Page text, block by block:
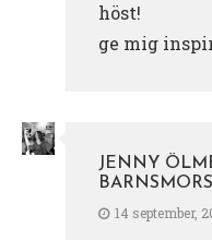
höst!
ge mig
JENNY
14 september,